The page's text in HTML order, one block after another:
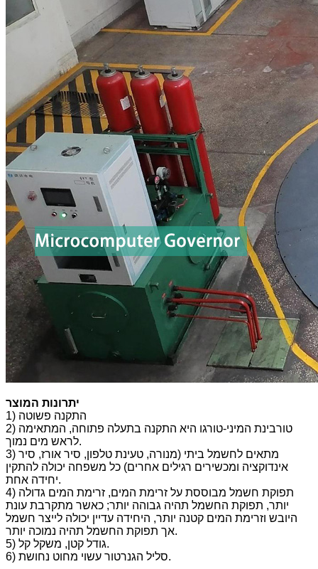
יתרונות המוצר
1) התקנה פשוטה
2) טורבינת המיני-טורגו היא התקנה בתעלה פתוחה, המתאימה
לראש מים נמוך.
3) מתאים לחשמל ביתי (מנורה, טעינת טלפון, סיר אורז, סיר
אינדוקציה ומכשירים רגילים אחרים) כל משפחה יכולה להתקין
יחידה אחת.
4) תפוקת חשמל מבוססת על זרימת המים, זרימת המים גדולה
יותר, תפוקת החשמל תהיה גבוהה יותר; כאשר מתקרבת עונת
היובש וזרימת המים קטנה יותר, היחידה עדיין יכולה לייצר חשמל
אך תפוקת החשמל תהיה נמוכה יותר.
5) גודל קטן, משקל קל.
6) סליל הגנרטור עשוי מחוט נחושת.